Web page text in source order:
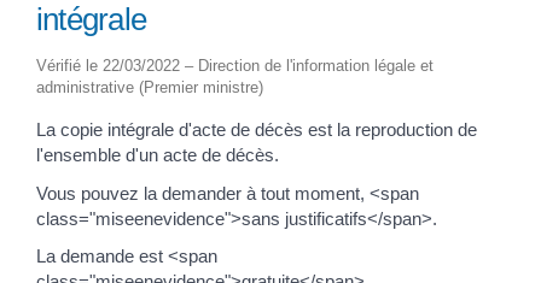
intégrale
Vérifié le 22/03/2022 – Direction de l'information légale et
administrative (Premier ministre)
La copie intégrale d'acte de décès est la reproduction de
l'ensemble d'un acte de décès.
Vous pouvez la demander à tout moment, <span
class="miseenevidence">sans justificatifs</span>.
La demande est <span